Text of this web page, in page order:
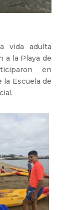
vida adulta
a la Playa de
en
la Escuela de